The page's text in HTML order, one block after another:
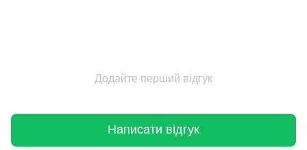
Додайте перший відгук
Написати відгук